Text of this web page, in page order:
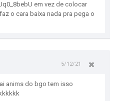
em vez de colocar
o cara baixa nada pra pega o
5/12/21
anims do bgo tem isso